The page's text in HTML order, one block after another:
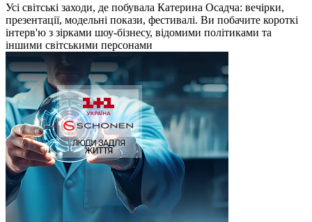
Усі світські заходи, де побувала Катерина Осадча: вечірки,
презентації, модельні покази, фестивалі. Ви побачите короткі
інтерв'ю з зірками шоу-бізнесу, відомими політиками та
іншими світськими персонами